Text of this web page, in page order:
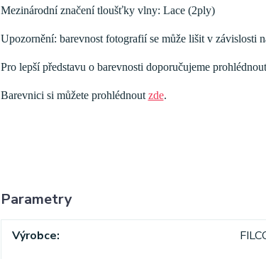
Mezinárodní značení tloušťky vlny: Lace (2ply)
Upozornění: barevnost fotografií se může lišit v závislosti
Pro lepší představu o barevnosti doporučujeme
Barevnici si můžete prohlédnout zde.
Parametry
Výrobce